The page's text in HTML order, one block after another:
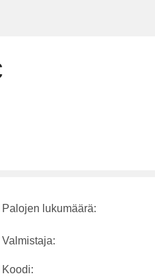
Palojen lukumäärä:
Valmistaja:
Koodi: